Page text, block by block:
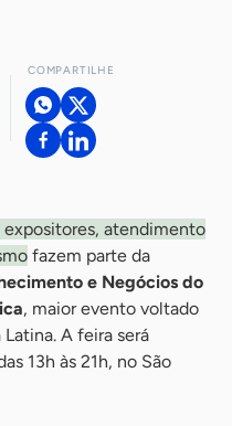
COMPARTILHE
expositores, atendimento
fazem parte da
e Negócios do
, maior evento voltado
A feira será
13h às 21h, no São